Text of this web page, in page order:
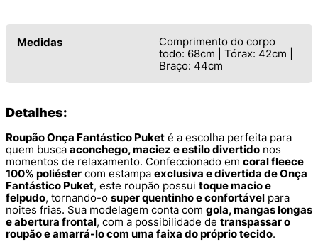
Medidas
Comprimento do corpo
todo: 68cm | Tórax: 42cm |
Braço: 44cm
Detalhes:
Roupão Onça Fantástico Puket é a escolha perfeita para
quem busca aconchego, maciez e estilo divertido nos
momentos de relaxamento. Confeccionado em coral fleece
100% poliéster com estampa exclusiva e divertida de Onça
Fantástico Puket, este roupão possui toque macio e
felpudo, tornando-o super quentinho e confortável para
noites frias. Sua modelagem conta com gola, mangas longas
e abertura frontal, com a possibilidade de transpassar o
roupão e amarrá-lo com uma faixa do próprio tecido.